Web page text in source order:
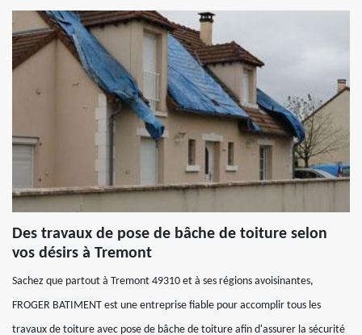
Des travaux de pose de bâche de toiture selon
vos désirs à Tremont
Sachez que partout à Tremont 49310 et à ses régions avoisinantes,
FROGER BATIMENT est une entreprise fiable pour accomplir tous les
travaux de toiture avec pose de bâche de toiture afin d'assurer la sécurité